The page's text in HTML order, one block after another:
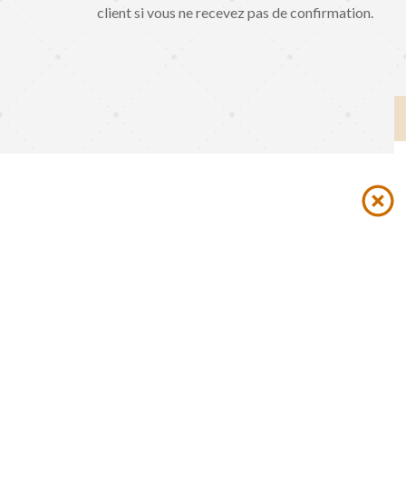
client si vous ne recevez pas de confirmation.